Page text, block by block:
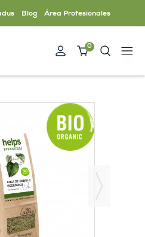
Blog Área Profesionales
0